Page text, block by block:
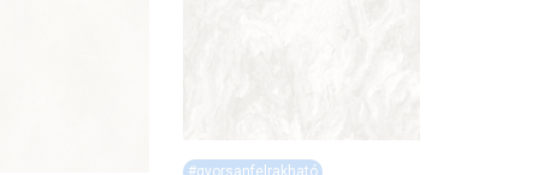
#gyorsanfelrakható